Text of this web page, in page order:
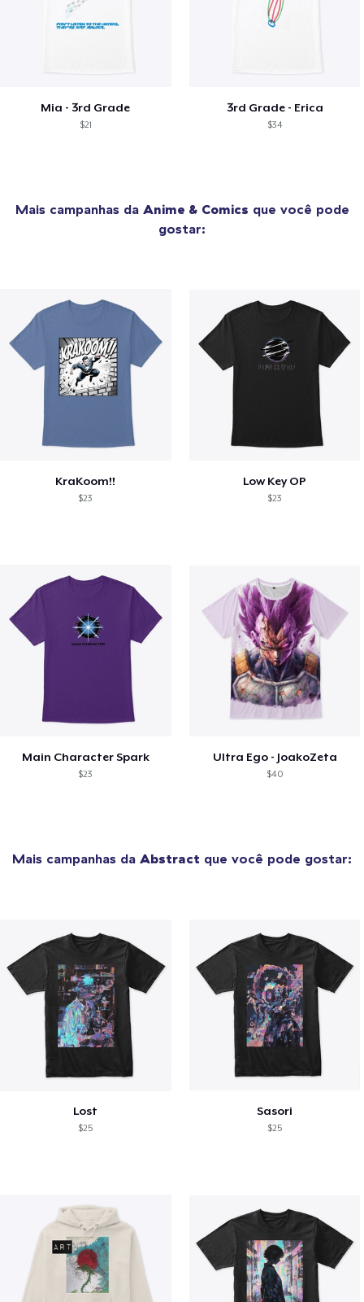
Mia - 3rd Grade
$21
3rd Grade - Erica
$34
Mais campanhas da Anime & Comics que você pode
gostar:
KraKoom!!
$23
Low Key OP
$23
Main Character Spark
$23
Ultra Ego - JoakoZeta
$40
Mais campanhas da Abstract que você pode gostar:
Lost
$25
Sasori
$25